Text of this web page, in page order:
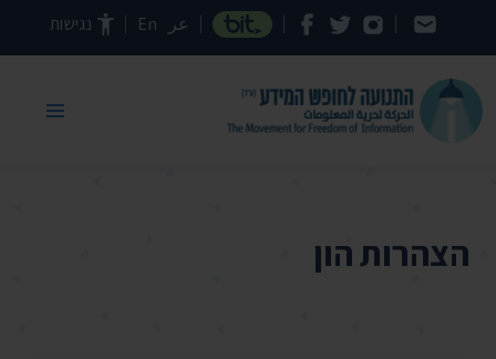
דילוג לתוכן העמוד عر En נגישות
הצהרות הון